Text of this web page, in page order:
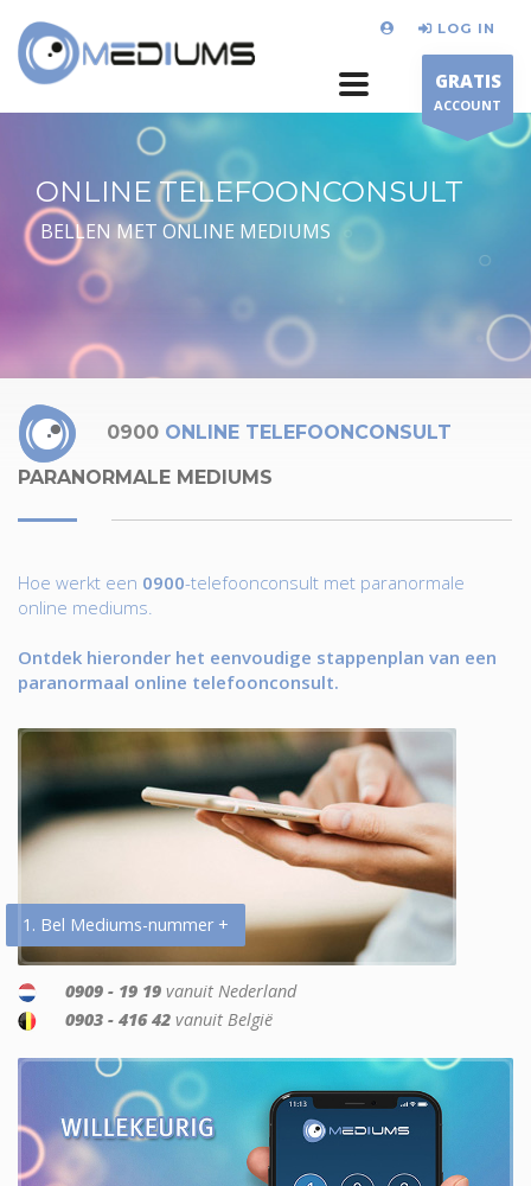
LOG IN
GRATIS
ACCOUNT
ONLINE TELEFOONCONSULT
BELLEN MET ONLINE MEDIUMS
0900 ONLINE TELEFOONCONSULT
PARANORMALE MEDIUMS
Hoe werkt een 0900-telefoonconsult met paranormale
online mediums.
Ontdek hieronder het eenvoudige stappenplan van een
paranormaal online telefoonconsult.
1. Bel Mediums-nummer +
0909 - 19 19 vanuit Nederland
0903 - 416 42 vanuit België